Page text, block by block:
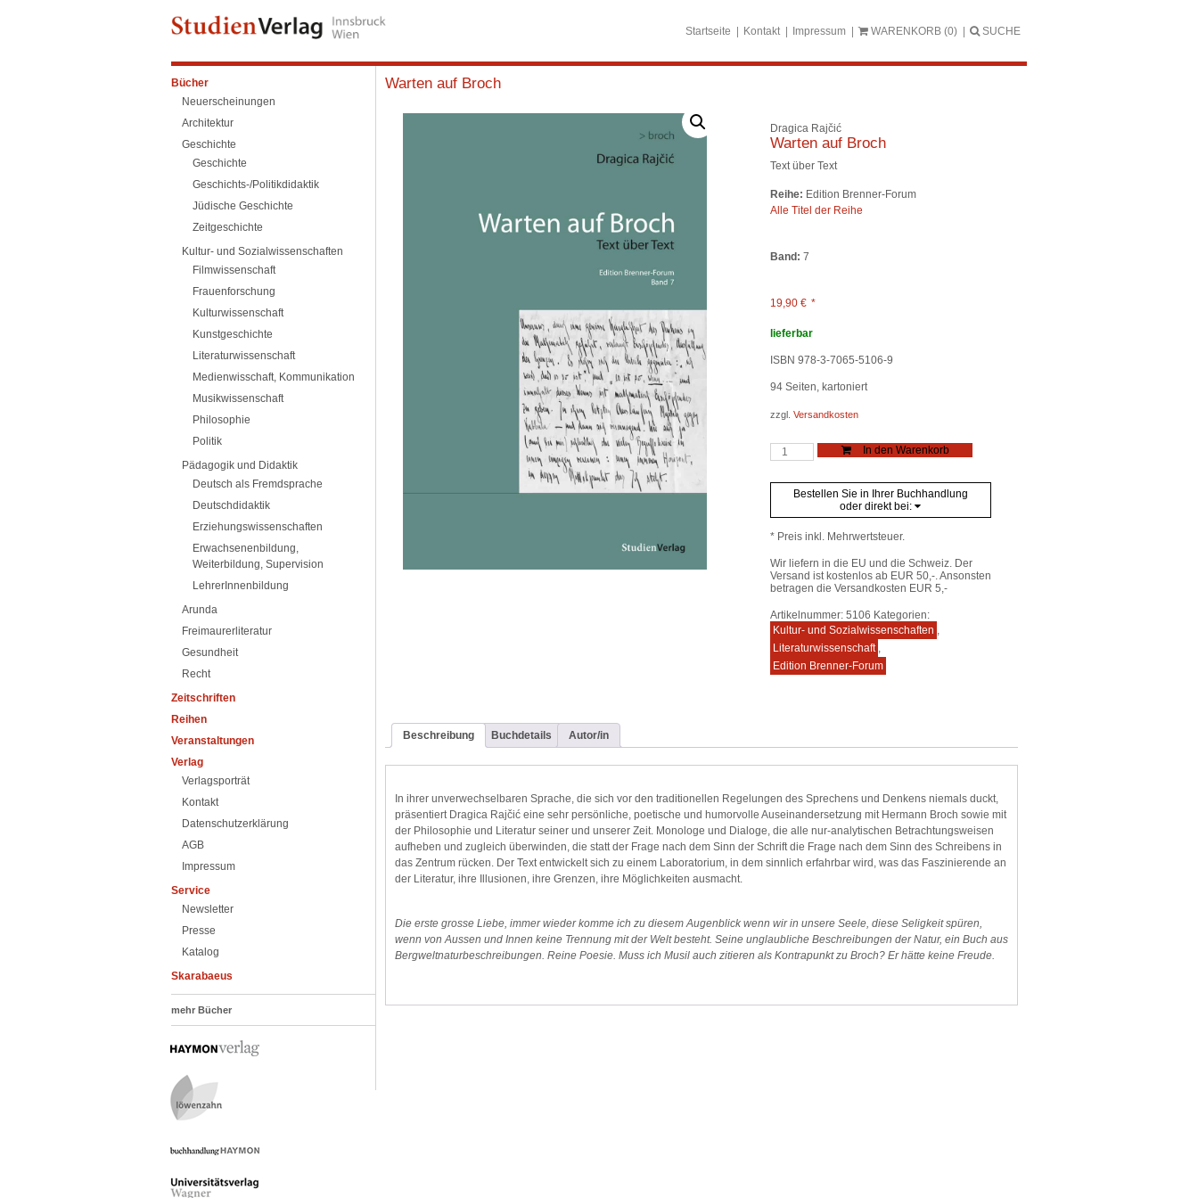
Startseite Kontakt Impressum WARENKORB (0) SUCHE
Bücher
Neuerscheinungen
Architektur
Geschichte
Geschichte
Geschichts-/Politikdidaktik
Jüdische Geschichte
Zeitgeschichte
Kultur- und Sozialwissenschaften
Filmwissenschaft
Frauenforschung
Kulturwissenschaft
Kunstgeschichte
Literaturwissenschaft
Medienwisschaft, Kommunikation
Musikwissenschaft
Philosophie
Politik
Pädagogik und Didaktik
Deutsch als Fremdsprache
Deutschdidaktik
Erziehungswissenschaften
Erwachsenenbildung,
Weiterbildung, Supervision
LehrerInnenbildung
Arunda
Freimaurerliteratur
Gesundheit
Recht
Zeitschriften
Reihen
Veranstaltungen
Verlag
Verlagsporträt
Kontakt
Datenschutzerklärung
AGB
Impressum
Service
Newsletter
Presse
Katalog
Skarabaeus
mehr Bücher
Warten auf Broch
Dragica Rajčić
Warten auf Broch
Text über Text
Reihe: Edition Brenner-Forum
Alle Titel der Reihe
Band: 7
19,90 € *
lieferbar
ISBN 978-3-7065-5106-9
94Seiten, kartoniert
zzgl. Versandkosten
Warten
auf
Menge
In den Warenkorb
Bestellen Sie in Ihrer Buchhandlung
oder direkt bei:
* Preis inkl. Mehrwertsteuer.
Wir liefern in die EU und die Schweiz. Der
Versand ist kostenlos ab EUR 50,-. Ansonsten
betragen die Versandkosten EUR 5,-
Artikelnummer: 5106 Kategorien:
Kultur- und Sozialwissenschaften ,
Literaturwissenschaft ,
Edition Brenner-Forum
Beschreibung Buchdetails Autor/in
In ihrer unverwechselbaren Sprache, die sich vor den traditionellen Regelungen des Sprechens und Denkens niemals duckt,
präsentiert Dragica Rajčić eine sehr persönliche, poetische und humorvolle Auseinandersetzung mit Hermann Broch sowie mit
der Philosophie und Literatur seiner und unserer Zeit. Monologe und Dialoge, die alle nur-analytischen Betrachtungsweisen
aufheben und zugleich überwinden, die statt der Frage nach dem Sinn der Schrift die Frage nach dem Sinn des Schreibens in
das Zentrum rücken. Der Text entwickelt sich zu einem Laboratorium, in dem sinnlich erfahrbar wird, was das Faszinierende an
der Literatur, ihre Illusionen, ihre Grenzen, ihre Möglichkeiten ausmacht.
Die erste grosse Liebe, immer wieder komme ich zu diesem Augenblick wenn wir in unsere Seele, diese Seligkeit spüren,
wenn von Aussen und Innen keine Trennung mit der Welt besteht. Seine unglaubliche Beschreibungen der Natur, ein Buch aus
Bergweltnaturbeschreibungen. Reine Poesie. Muss ich Musil auch zitieren als Kontrapunkt zu Broch? Er hätte keine Freude.